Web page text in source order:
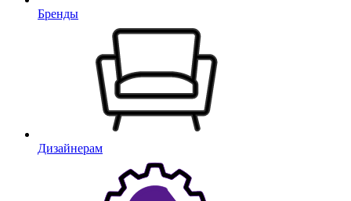
Бренды
Дизайнерам